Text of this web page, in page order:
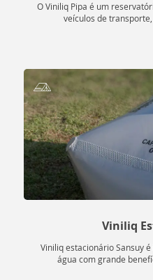
O Viniliq Pipa é um
veículos de
Viniliq
Viniliq estacionário Sansuy
água com grande
A “Política do Site” da
chamar-se “Termos de
SANSUY” em 18/09/2020.